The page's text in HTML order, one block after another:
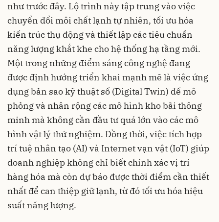
như trước đây. Lộ trình này tập trung vào việc
chuyển đổi môi chất lạnh tự nhiên, tối ưu hóa
kiến trúc thụ động và thiết lập các tiêu chuẩn
năng lượng khắt khe cho hệ thống hạ tầng mới.
Một trong những điểm sáng công nghệ đang
được định hướng triển khai mạnh mẽ là việc ứng
dụng bản sao kỹ thuật số (Digital Twin) để mô
phỏng và nhân rộng các mô hình kho bãi thông
minh mà không cần đầu tư quá lớn vào các mô
hình vật lý thử nghiệm. Đồng thời, việc tích hợp
trí tuệ nhân tạo (AI) và Internet vạn vật (IoT) giúp
doanh nghiệp không chỉ biết chính xác vị trí
hàng hóa mà còn dự báo được thời điểm cần thiết
nhất để can thiệp giữ lạnh, từ đó tối ưu hóa hiệu
suất năng lượng.